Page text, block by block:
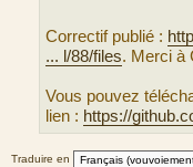
e
s
a
g
Correctif publié :
... l/88/files. Merci à
Vous pouvez
lien : https://
Traduire en